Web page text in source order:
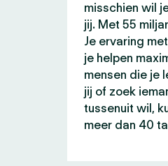
misschien wil
jij. Met 55
Je ervaring
je helpen
mensen die je
jij of zoek
tussenuit wil,
meer dan 40